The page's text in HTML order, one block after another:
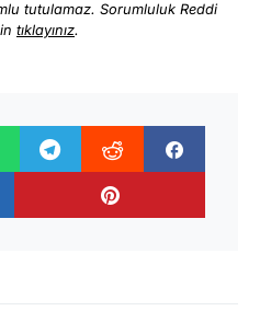
tutulamaz. Sorumluluk Reddi
tıklayınız.